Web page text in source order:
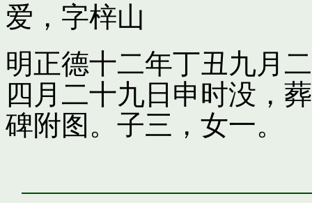
爱，字梓山
明正德十二年丁丑九月
四月二十九日申时没，
碑附图。子三，女一。